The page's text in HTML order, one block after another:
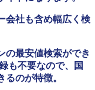
会社も含め幅広く検
の最安値検索ができ
も不要なので、国
のが特徴。